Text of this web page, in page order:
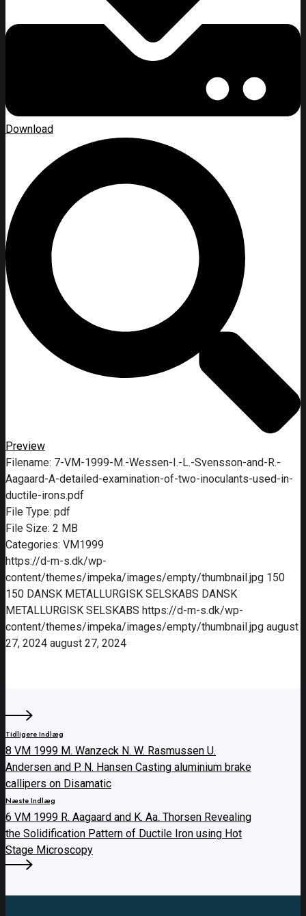
Download
Preview
Filename: 7-VM-1999-M.-Wessen-I.-L.-Svensson-and-R.-
Aagaard-A-detailed-examination-of-two-inoculants-used-in-
ductile-irons.pdf
File Type: pdf
File Size: 2 MB
Categories: VM1999
https://d-m-s.dk/wp-
content/themes/impeka/images/empty/thumbnail.jpg 150
150 DANSK METALLURGISK SELSKABS DANSK
METALLURGISK SELSKABS https://d-m-s.dk/wp-
content/themes/impeka/images/empty/thumbnail.jpg august
27, 2024 august 27, 2024
Tidligere Indlæg
8 VM 1999 M. Wanzeck N. W. Rasmussen U.
Andersen and P. N. Hansen Casting aluminium brake
callipers on Disamatic
Næste Indlæg
6 VM 1999 R. Aagaard and K. Aa. Thorsen Revealing
the Solidification Pattern of Ductile Iron using Hot
Stage Microscopy